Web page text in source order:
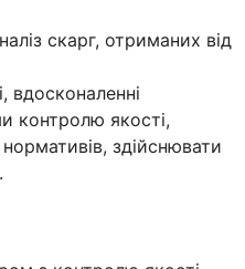
скарг, отриманих від
вдосконаленні
контролю якості,
здійснювати